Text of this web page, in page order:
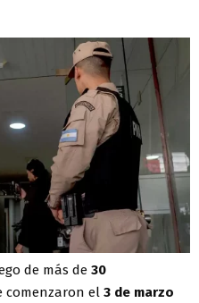
de más de 30
comenzaron el 3 de marzo